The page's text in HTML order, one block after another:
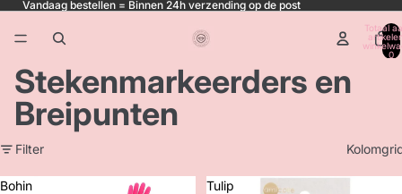
Vandaag bestellen = Binnen 24h verzending op de post
Totaal
0
Stekenmarkeerders en
Breipunten
Filter
Bohin
Tulip